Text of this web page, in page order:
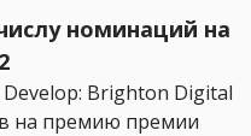
номинаций на
Brighton Digital
на премию премии